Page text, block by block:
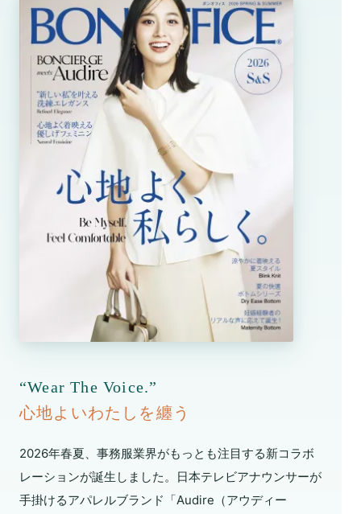
“Wear The Voice.”
心地よいわたしを纏う
2026年春夏、事務服業界がもっとも注目する新コラボ
レーションが誕生しました。日本テレビアナウンサーが
手掛けるアパレルブランド「Audire（アウディー